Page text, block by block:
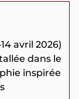
avril 2026)
dans le
inspirée